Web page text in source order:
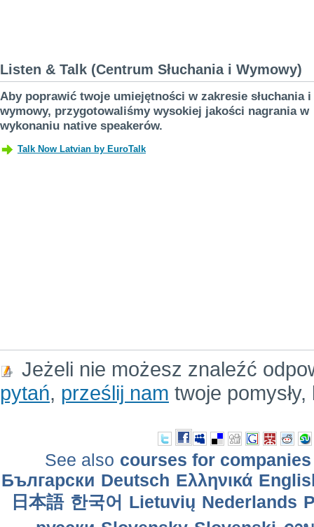
Listen & Talk (Centrum Słuchania i Wymowy)
Aby poprawić twoje umiejętności w zakresie słuchania i
wymowy, przygotowaliśmy wysokiej jakości nagrania w
wykonaniu native speakerów.
Jeżeli nie możesz znaleźć
pytań, prześlij nam twoje
See also courses for companies
Български Deutsch Ελληνικά
日本語 한국어 Lietuvių Nederlands